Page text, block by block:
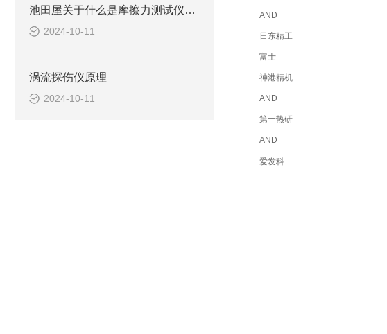
池田屋关于什么是摩擦力测试仪及应用？
2024-10-11
涡流探伤仪原理
2024-10-11
AND
日东精工
富士
神港精机
AND
第一热研
AND
爱发科